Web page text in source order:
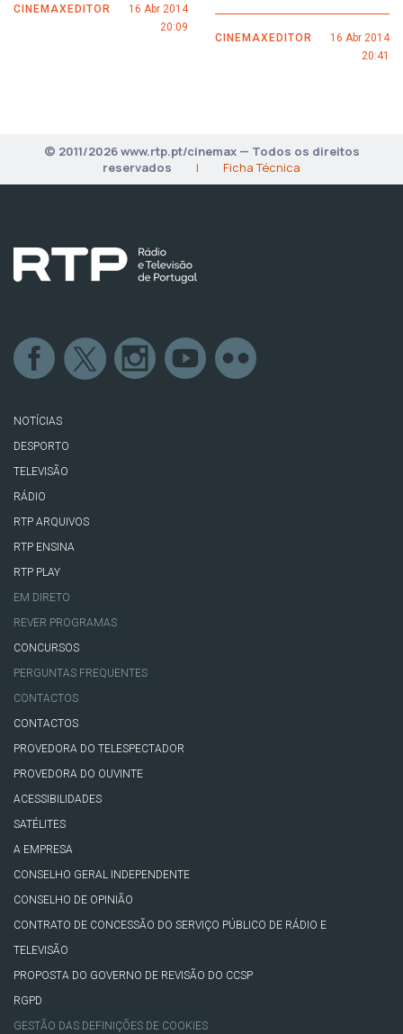
CINEMAXEDITOR
16 Abr 2014
20:09
CINEMAXEDITOR
16 Abr 2014
20:41
© 2011/2026 www.rtp.pt/cinemax — Todos os direitos
reservados
| Ficha Técnica
NOTÍCIAS
DESPORTO
TELEVISÃO
RÁDIO
RTP ARQUIVOS
RTP ENSINA
RTP PLAY
EM DIRETO
REVER PROGRAMAS
CONCURSOS
PERGUNTAS FREQUENTES
CONTACTOS
CONTACTOS
PROVEDORA DO TELESPECTADOR
PROVEDORA DO OUVINTE
ACESSIBILIDADES
SATÉLITES
A EMPRESA
CONSELHO GERAL INDEPENDENTE
CONSELHO DE OPINIÃO
CONTRATO DE CONCESSÃO DO SERVIÇO PÚBLICO DE RÁDIO E
TELEVISÃO
PROPOSTA DO GOVERNO DE REVISÃO DO CCSP
RGPD
GESTÃO DAS DEFINIÇÕES DE COOKIES